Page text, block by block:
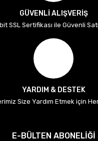
GÜVENLİ ALIŞVERİŞ
SSL Sertifikası ile Güvenli
YARDIM & DESTEK
Size Yardım Etmek için
E-BÜLTEN ABONELİĞİ